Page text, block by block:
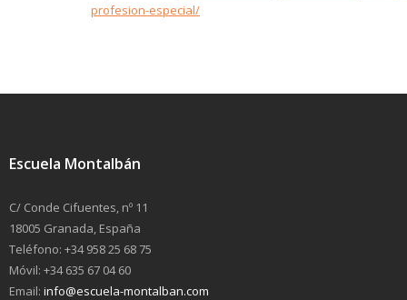
profesion-especial/
Escuela Montalbán
C/ Conde Cifuentes, nº 11
18005 Granada, España
Teléfono: +34 958 25 68 75
Móvil: +34 635 67 04 60
Email: info@escuela-montalban.com